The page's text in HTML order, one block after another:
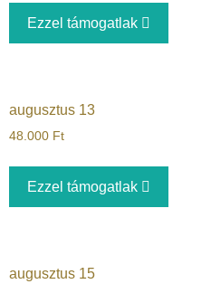
Ezzel támogatlak
augusztus 13
48.000 Ft
Ezzel támogatlak
augusztus 15